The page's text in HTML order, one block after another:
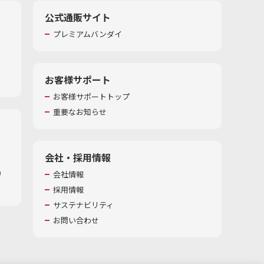
公式通販サイト
プレミアムバンダイ
お客様サポート
お客様サポートトップ
重要なお知らせ
会社・採用情報
会社情報
採用情報
サステナビリティ
お問い合わせ